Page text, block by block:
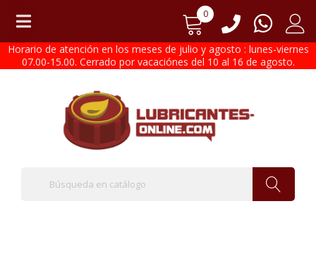
0
Horario de atención en los meses de julio y agosto : lunes-viernes
07.00-15.00. Cerrado por vacaciónes del 10 al 16 de agosto.